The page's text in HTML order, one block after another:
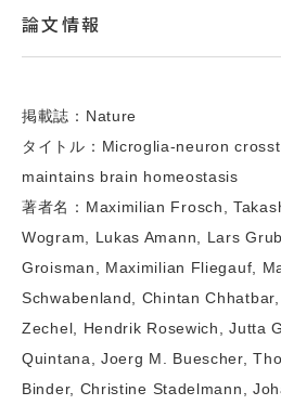
論文情報
掲載誌：Nature
タイトル：Microglia-neuron
maintains brain homeostasis
著者名：Maximilian Frosch,
Wogram, Lukas Amann, Lars
Groisman, Maximilian Fliegauf,
Schwabenland, Chintan
Zechel, Hendrik Rosewich, Jutta
Quintana, Joerg M. Buescher,
Binder, Christine Stadelmann,